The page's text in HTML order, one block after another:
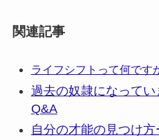
関連記事
ライフシフトって何です
過去の奴隷になって
Q&A
自分の才能の見つけ